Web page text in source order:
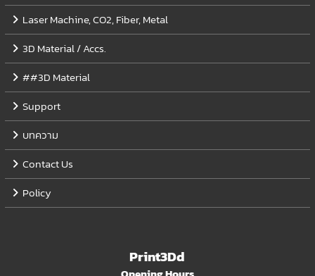
Laser Machine, CO2, Fiber, Metal
3D Material / Accs.
##3D Material
Support
บทความ
Contact Us
Policy
Print3Dd